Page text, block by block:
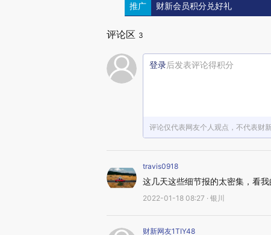
推广 财新会员积分兑好礼
评论区 3
登录后发表评论得积分
评论仅代表网友个人观点，不代表财
travis0918
这几天这些细节报的太密集，看
2022-01-18 08:27 · 银川
财新网友1TIY48